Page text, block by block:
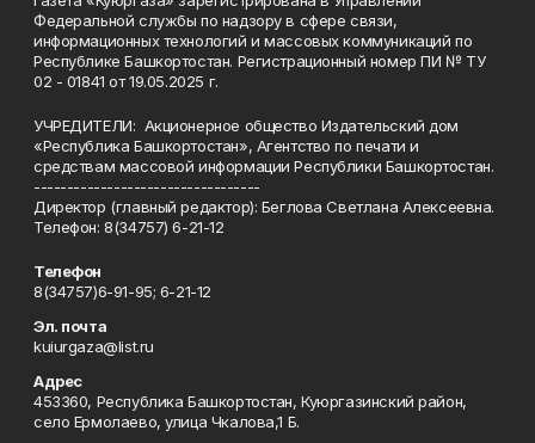
Федеральной службы по надзору в сфере связи,
информационных технологий и массовых коммуникаций по
Республике Башкортостан. Регистрационный номер ПИ № ТУ
02 - 01841 от 19.05.2025 г.
УЧРЕДИТЕЛИ: Акционерное общество Издательский дом
«Республика Башкортостан», Агентство по печати и
средствам массовой информации Республики Башкортостан.
----------------------------------
Директор (главный редактор): Беглова Светлана Алексеевна.
Телефон: 8(34757) 6-21-12
Телефон
8(34757)6-91-95; 6-21-12
Эл. почта
kuiurgaza@list.ru
Адрес
453360, Республика Башкортостан, Куюргазинский район,
село Ермолаево, улица Чкалова,1 Б.